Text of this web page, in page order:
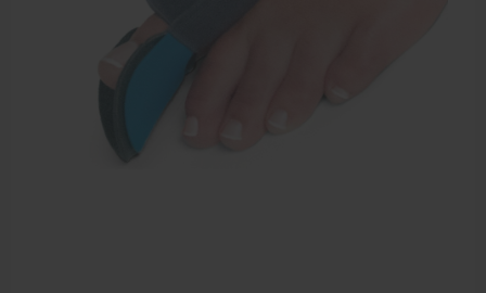
Voetverzorging
Diverse pedicure producten
Praktijk benodigdheden